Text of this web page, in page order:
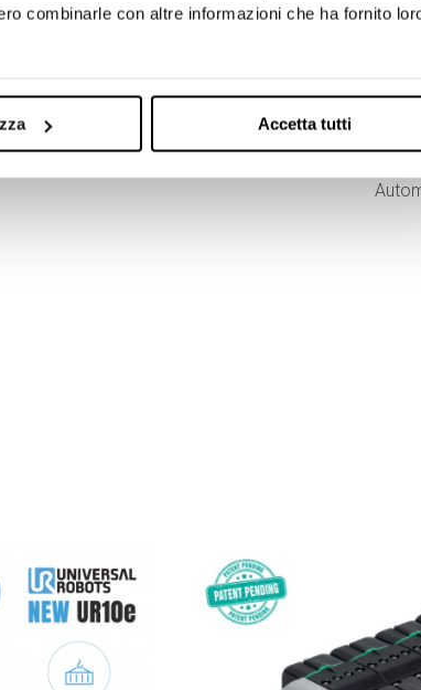
combinarle con altre informazioni che ha fornito
Accetta tutti
13/11/2019
Gruppo Vesta al System Integrator
Day di Efa Automazione
16/10/
In